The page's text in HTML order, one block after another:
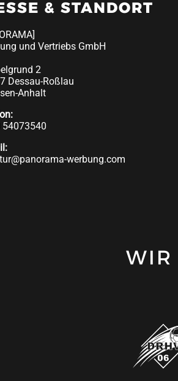
& STANDORT
und Vertriebs GmbH
2
Dessau-Roßlau
Anhalt
54073540
werbung.com
WIR